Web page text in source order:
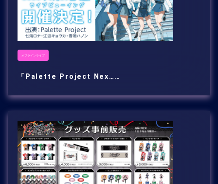
オフラインライブ
「Palette Project Nex……